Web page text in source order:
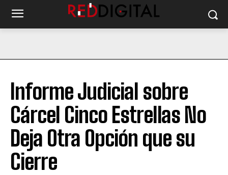
Informe Judicial sobre
Cárcel Cinco Estrellas No
Deja Otra Opción que su
Cierre